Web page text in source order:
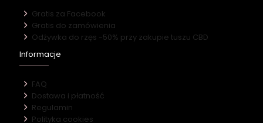
Gratis za Facebook
Gratis do zamówienia
Odżywka do rzęs -50% przy zakupie tuszu CBD
Informacje
FAQ
Dostawa i płatność
Regulamin
Polityka cookies